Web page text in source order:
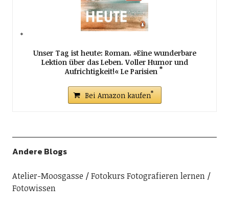
Unser Tag ist heute: Roman. »Eine wunderbare
Lektion über das Leben. Voller Humor und
Aufrichtigkeit!« Le Parisien
Bei Amazon kaufen
Andere Blogs
Atelier-Moosgasse
Fotokurs Fotografieren lernen
Fotowissen